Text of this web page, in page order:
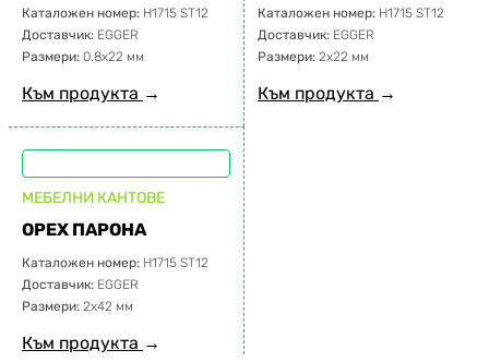
Каталожен номер: H1715 ST12
Доставчик: EGGER
Размери: 0.8х22 мм
Към продукта →
Каталожен номер: H1715 ST12
Доставчик: EGGER
Размери: 2х22 мм
Към продукта →
МЕБЕЛНИ КАНТОВЕ
ОРЕХ ПАРОНА
Каталожен номер: H1715 ST12
Доставчик: EGGER
Размери: 2х42 мм
Към продукта →